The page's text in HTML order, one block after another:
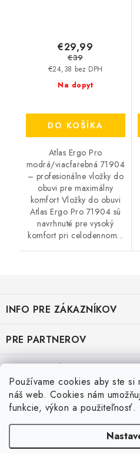
Používame cookies aby ste
náš web. Cookies nám
funkcie, výkon a použiteľnosť.
Na dopyt
€24,38 bez DPH
€29,99
€39
DO KOŠÍKA
Atlas Ergo Pro
modrá/viacfarebná 71904
– profesionálne vložky do
obuvi pre maximálny
komfort Vložky do obuvi
Atlas Ergo Pro 71904 sú
navrhnuté pre vysoký
komfort pri celodennom...
p
ä
t
i
INFO PRE ZÁKAZNÍKOV
AKO NAKUPOVAŤ
OBCHODNÉ PODMIENKY
OCHRANA OSOBNÝCH ÚDAJOV
REKLAMAČNÝ FORMULÁR
VRÁTENIE TOVARU
PRE PARTNEROV
KATALÓG OBUVI A OPP ČERVA
KATALÓG OBUVI A OPP CXS
KATALÓG OBUVI BIRKENSTOCK
KATALÓG OBUVI ARTRA
Veľkostná tabuľka obuvi SKECHER
Veľkostná tabuľka obuvi ARTRA
Posledné hodnotenie
Super 👍 sú veľmi teplé